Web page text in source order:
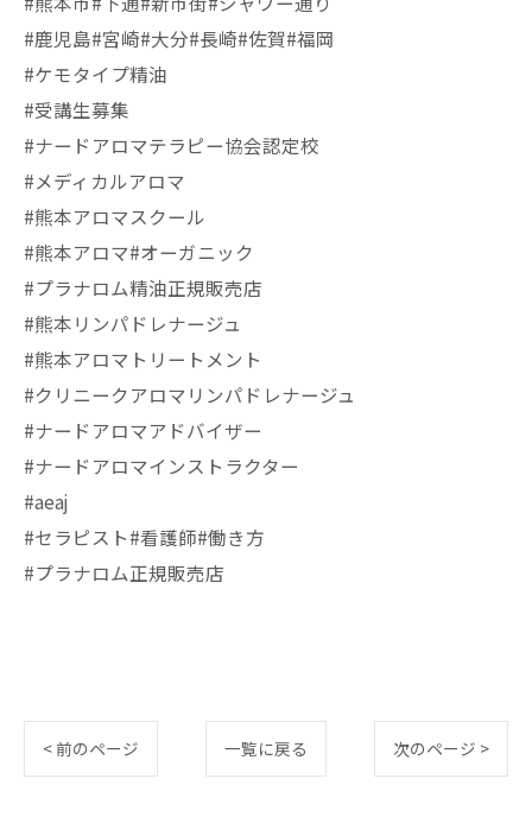
#鹿児島#宮崎#大分#長崎#佐賀#福岡
#ケモタイプ精油
#受講生募集
#ナードアロマテラピー協会認定校
#メディカルアロマ
#熊本アロマスクール
#熊本アロマ#オーガニック
#プラナロム精油正規販売店
#熊本リンパドレナージュ
#熊本アロマトリートメント
#クリニークアロマリンパドレナージュ
#ナードアロマアドバイザー
#ナードアロマインストラクター
#aeaj
#セラピスト#看護師#働き方
#プラナロム正規販売店
< 前のページ 一覧に戻る 次のページ >